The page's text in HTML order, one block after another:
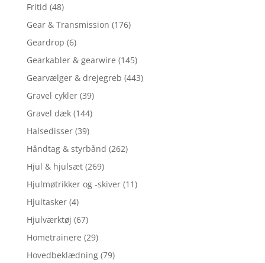
Fritid (48)
Gear & Transmission (176)
Geardrop (6)
Gearkabler & gearwire (145)
Gearvælger & drejegreb (443)
Gravel cykler (39)
Gravel dæk (144)
Halsedisser (39)
Håndtag & styrbånd (262)
Hjul & hjulsæt (269)
Hjulmøtrikker og -skiver (11)
Hjultasker (4)
Hjulværktøj (67)
Hometrainere (29)
Hovedbeklædning (79)